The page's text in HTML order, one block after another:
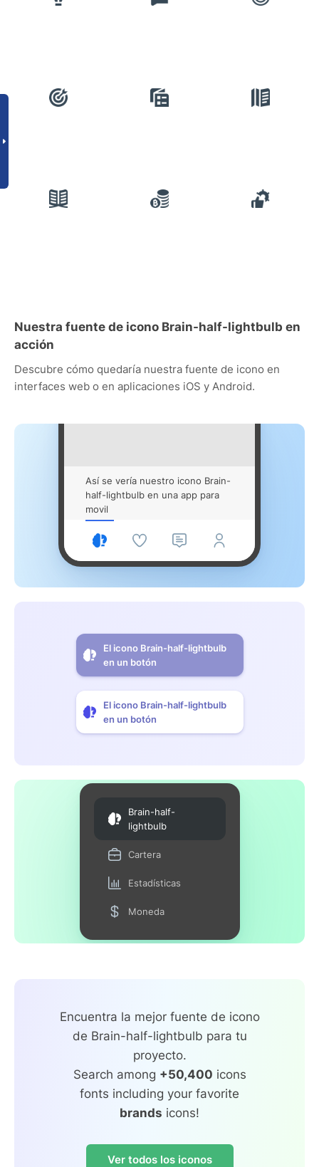
Nuestra fuente de icono Brain-half-lightbulb en
acción
Descubre cómo quedaría nuestra fuente de icono en
interfaces web o en aplicaciones iOS y Android.
Así se vería nuestro icono Brain-
half-lightbulb en una app para
movil
El icono Brain-half-lightbulb
en un botón
El icono Brain-half-lightbulb
en un botón
Brain-half-
lightbulb
Cartera
Estadísticas
Moneda
Encuentra la mejor fuente de icono
de Brain-half-lightbulb para tu
proyecto.
Search among +50,400 icons
fonts including your favorite
brands icons!
Ver todos los iconos